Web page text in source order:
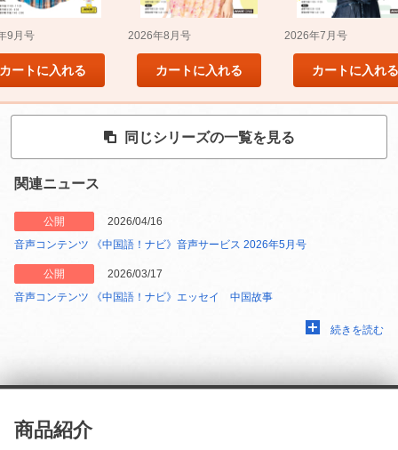
9月号
カートに入れる
2026年8月号
カートに入れる
2026年7月号
カートに入れる
同じシリーズの一覧を見る
関連ニュース
公開
2026/04/16
音声コンテンツ 《中国語！ナビ》音声サービス 2026年5月号
公開
2026/03/17
音声コンテンツ 《中国語！ナビ》エッセイ 中国故事
続きを読む
商品紹介